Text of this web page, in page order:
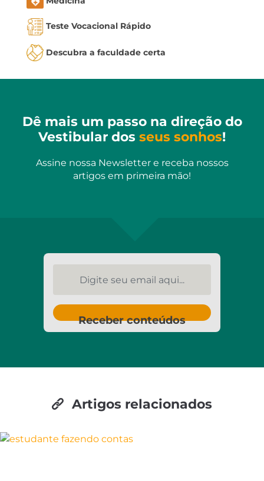
Teste Vocacional Rápido
Descubra a faculdade certa
Dê mais um passo na direção do
Vestibular dos seus sonhos!
Assine nossa Newsletter e receba nossos
artigos em primeira mão!
Receber conteúdos
Artigos relacionados